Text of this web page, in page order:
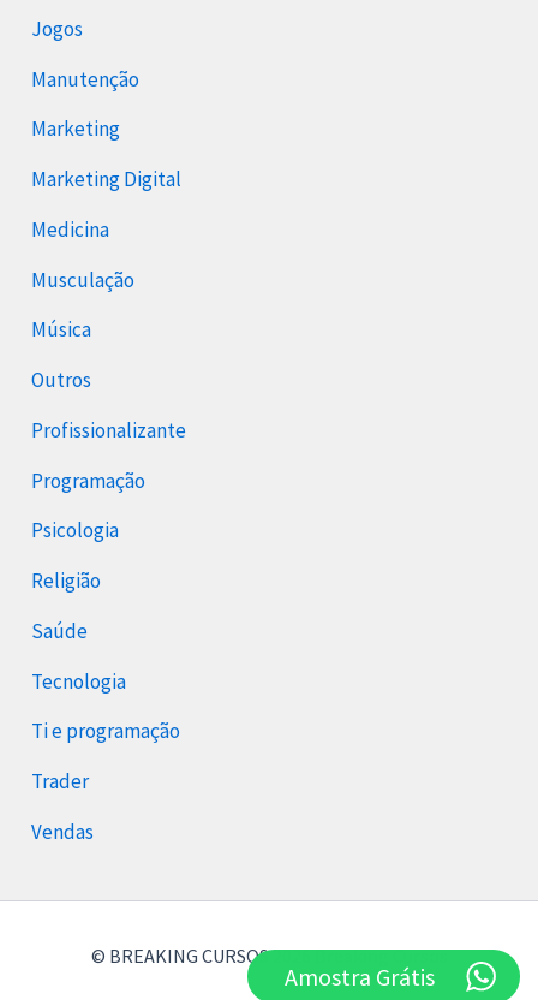
Jogos
Manutenção
Marketing
Marketing Digital
Medicina
Musculação
Música
Outros
Profissionalizante
Programação
Psicologia
Religião
Saúde
Tecnologia
Ti e programação
Trader
Vendas
© BREAKING CURSOS 2026 Breaking Cursos
Amostra Grátis